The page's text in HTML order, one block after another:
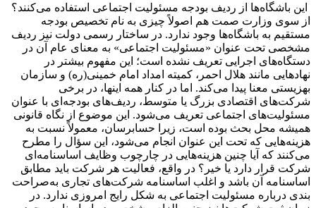
این باشگاه‌ها از ردیف بودجه مسئولیت اجتماعی استفاده می‌کنند؟
از سوی وزارت صمت هم اصولاً چیزی به نام تخصیص بودجه
مستقیم به باشگاه‌ها وجود ندارد. در ساختار رسمی دولت نیز ردیف
مشخصی تحت عنوان «مسئولیت اجتماعی» به معنای عام آن در
دستگاه‌های اجرایی تعریف نشده است؛ این مفهوم بیشتر در
نهادهایی مانند هلال احمر، کمیته امداد امام خمینی(ره) و سازمان
بهزیستی معنا پیدا می‌کند. اما در کنار همه اینها، در برخی
شرکت‌های اقتصادی بزرگ یا متوسط، ردیف‌های بودجه‌ای با عنوان
مسئولیت‌های اجتماعی تعریف می‌شود. این موضوع از نگاه قانونی
همیشه محل بحث بوده است، زیرا حسابرسان، معمولاً نسبت به
هزینه‌هایی که تحت این عنوان انجام می‌شود، این سؤال را مطرح
می‌کنند که آیا چنین هزینه‌هایی در چارچوب وظایف اساسنامه‌ای
شرکت قرار دارد یا خیر؟ در واقع، فعالیت هر شرکت باید مطابق
اساسنامه آن باشد و اغلب اساسنامه شرکت‌های تجاری به‌صراحت
بندی درباره مسئولیت اجتماعی به شکل رایج امروزی ندارد. در